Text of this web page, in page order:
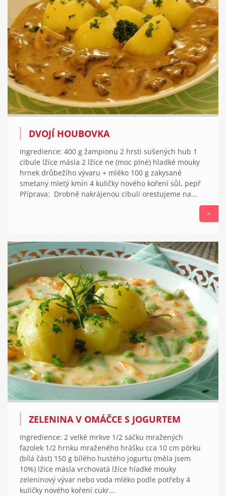
DVOJÍ HOUBOVKA
Ingredience: 400 g žampionu 2 hrsti sušených hub 1
cibule lžíce másla 2 lžíce ne (moc plné) hladké mouky
hrnek drůbežího vývaru + mléko 100 g zakysané
smetany mletý kmín 4 kuličky nového koření sůl, pepř
Příprava: Drobně nakrájenou cibuli orestujeme na...
>
ZELENINA V OMÁČCE S JOGURTEM
Ingredience: 2 velké mrkve 1/2 sáčku mražených
fazolek 1/2 hrnku mraženého hrášku cca 10 cm pórku
(bílá část) 150 g bílého hustého jogurtu (měla jsem
10%) lžíce másla vrchovatá lžíce hladké mouky
zeleninový vývar nebo voda mléko podle potřeby 4
kuličky nového koření cukr...